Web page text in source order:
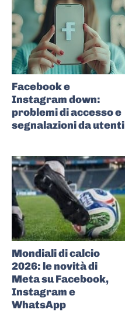
Facebook e
Instagram down:
problemi di accesso e
segnalazioni da utenti
Mondiali di calcio
2026: le novità di
Meta su Facebook,
Instagram e
WhatsApp